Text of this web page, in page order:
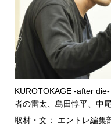
KUROTOKAGE -after
者の雷太、島田惇平、中
取材・文： エントレ編集